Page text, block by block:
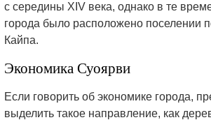
с середины XIV века, однако в те
города было расположено поселении
Кайпа.
Экономика Суоярви
Если говорить об экономике города,
выделить такое направление, как